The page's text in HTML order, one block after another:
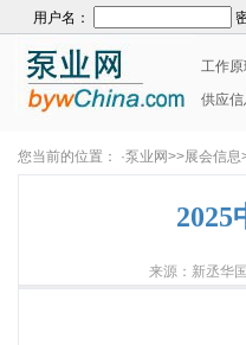
用户名：
工作原
供应信
您当前的位置： ·泵业网>>展会信
来源：新丞华